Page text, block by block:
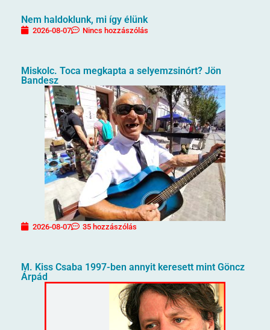
Nem haldoklunk, mi így élünk
2026-08-07 Nincs hozzászólás
Miskolc. Toca megkapta a selyemzsinórt? Jön
Bandesz
2026-08-07 35 hozzászólás
M. Kiss Csaba 1997-ben annyit keresett mint Göncz
Árpád